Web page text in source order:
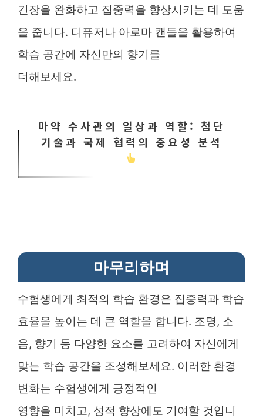
긴장을 완화하고 집중력을 향상시키는 데 도움
을 줍니다. 디퓨저나 아로마 캔들을 활용하여
학습 공간에 자신만의 향기를
더해보세요.
마약 수사관의 일상과 역할: 첨단
기술과 국제 협력의 중요성 분석
마무리하며
수험생에게 최적의 학습 환경은 집중력과 학습
효율을 높이는 데 큰 역할을 합니다. 조명, 소
음, 향기 등 다양한 요소를 고려하여 자신에게
맞는 학습 공간을 조성해보세요. 이러한 환경
변화는 수험생에게 긍정적인
영향을 미치고, 성적 향상에도 기여할 것입니